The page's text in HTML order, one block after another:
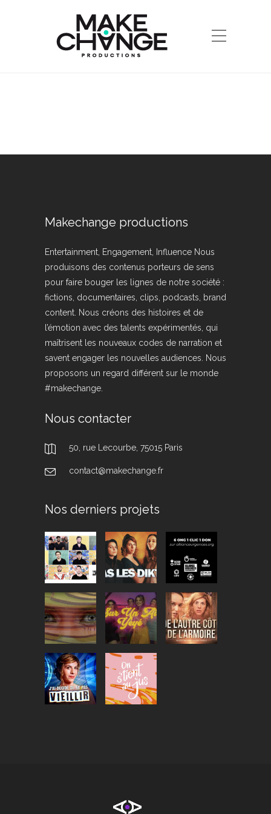
Makechange productions
Entertainment, Engagement, Influence Nous
produisons des contenus porteurs de sens
pour faire bouger les lignes de notre société :
fictions, documentaires, clips, podcasts, brand
content. Nous créons des histoires et de
l’émotion avec des talents expérimentés, qui
maîtrisent les nouveaux codes de narration et
savent engager les nouvelles audiences. Nous
proposons un regard différent sur le monde
#makechange.
Nous contacter
50, rue Lecourbe, 75015 Paris
contact@makechange.fr
Nos derniers projets